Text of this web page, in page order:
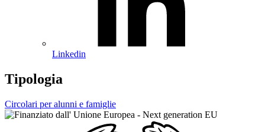
Linkedin
Tipologia
Circolari per alunni e famiglie